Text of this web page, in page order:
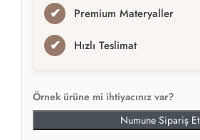
✔ Premium Materyaller
✔ Hızlı Teslimat
Örnek ürüne mi ihtiyacınız var?
Numune Sipariş Et